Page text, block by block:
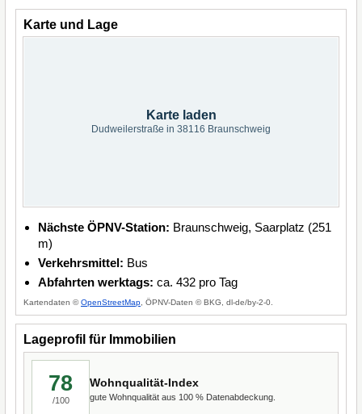
Karte und Lage
Karte laden
Dudweilerstraße in 38116 Braunschweig
Nächste ÖPNV-Station: Braunschweig, Saarplatz (251
m)
Verkehrsmittel: Bus
Abfahrten werktags: ca. 432 pro Tag
Kartendaten ©OpenStreetMap , ÖPNV-Daten © BKG, dl-de/by-2-0.
Lageprofil für Immobilien
78
/100
Wohnqualität-Index
gute Wohnqualität aus 100 % Datenabdeckung.